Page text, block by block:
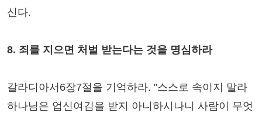
신다.
8. 죄를 지으면 처벌 받는다는 것을 명심하라
갈라디아서6장7절을 기억하라. "스스로 속이지 말라
하나님은 업신여김을 받지 아니하시나니 사람이 무엇